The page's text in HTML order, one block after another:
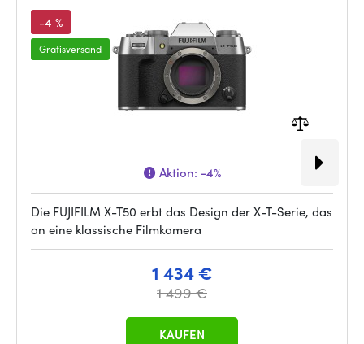
-4 %
Gratisversand
Aktion: -4%
Die FUJIFILM X-T50 erbt das Design der X-T-Serie, das
an eine klassische Filmkamera
1 434 €
1 499 €
KAUFEN